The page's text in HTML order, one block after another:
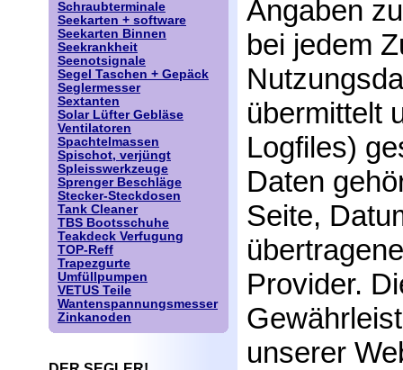
Schraubterminale
Seekarten + software
Seekarten Binnen
Seekrankheit
Seenotsignale
Segel Taschen + Gepäck
Seglermesser
Sextanten
Solar Lüfter Gebläse
Ventilatoren
Spachtelmassen
Spischot, verjüngt
Spleisswerkzeuge
Sprenger Beschläge
Stecker-Steckdosen
Tank Cleaner
TBS Bootsschuhe
Teakdeck Verfugung
TOP-Reff
Trapezgurte
Umfüllpumpen
VETUS Teile
Wantenspannungsmesser
Zinkanoden
Angaben
bei jedem
übermittelt
Logfiles)
Daten
Seite,
Provider.
unserer